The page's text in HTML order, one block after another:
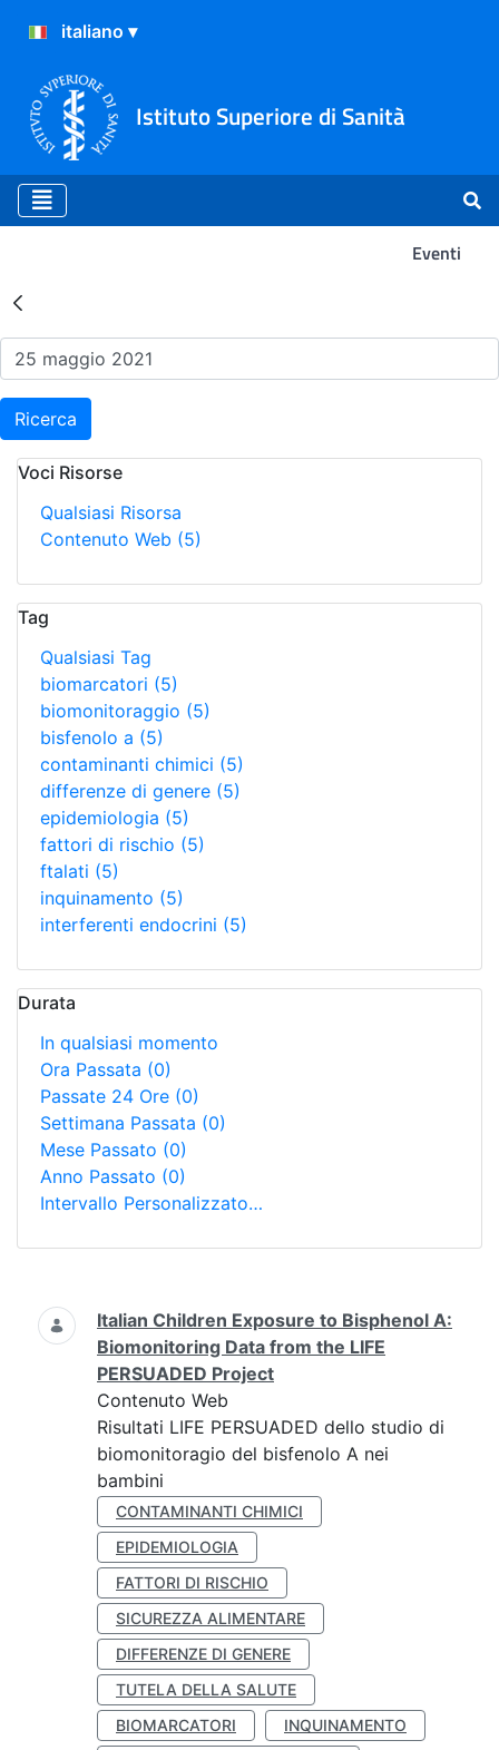
Istituto Superiore di Sanità
Eventi
Risultati della Ricerca -
Ricerca
Voci Risorse
Qualsiasi Risorsa
Contenuto Web (5)
Tag
Qualsiasi Tag
biomarcatori (5)
biomonitoraggio (5)
bisfenolo a (5)
contaminanti chimici (5)
differenze di genere (5)
epidemiologia (5)
fattori di rischio (5)
ftalati (5)
inquinamento (5)
interferenti endocrini (5)
Durata
In qualsiasi momento
Ora Passata (0)
Passate 24 Ore (0)
Settimana Passata (0)
Mese Passato (0)
Anno Passato (0)
Intervallo Personalizzato…
Ricerca
Italian Children Exposure to Bisphenol A:
Biomonitoring Data from the LIFE
PERSUADED Project
Contenuto Web
Risultati LIFE PERSUADED dello studio di
biomonitoragio del bisfenolo A nei
bambini
CONTAMINANTI CHIMICI
EPIDEMIOLOGIA
FATTORI DI RISCHIO
SICUREZZA ALIMENTARE
DIFFERENZE DI GENERE
TUTELA DELLA SALUTE
BIOMARCATORI
INQUINAMENTO